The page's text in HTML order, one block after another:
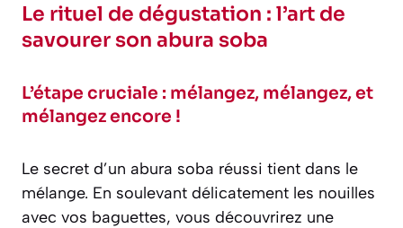
Le rituel de dégustation : l’art de
savourer son abura soba
L’étape cruciale : mélangez, mélangez, et
mélangez encore !
Le secret d’un abura soba réussi tient dans le
mélange. En soulevant délicatement les nouilles
avec vos baguettes, vous découvrirez une